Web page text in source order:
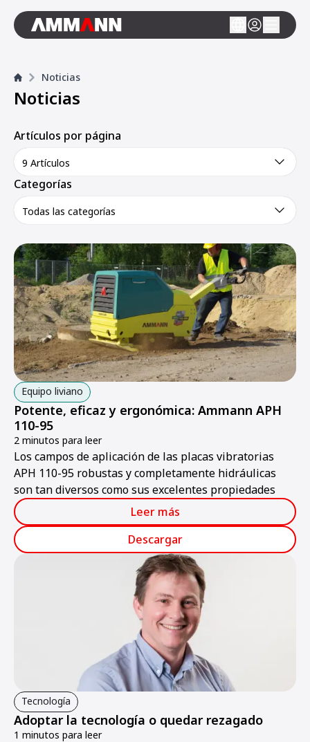
Noticias
Noticias
Artículos por página
9 Artículos
Categorías
Todas las categorías
Equipo liviano
Potente, eficaz y ergonómica: Ammann APH
110-95
2 minutos para leer
Los campos de aplicación de las placas vibratorias
APH 110-95 robustas y completamente hidráulicas
son tan diversos como sus excelentes propiedades
Leer más
Descargar
Tecnología
Adoptar la tecnología o quedar rezagado
1 minutos para leer